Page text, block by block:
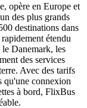
opère en Europe et
des plus grands
destinations dans
étendu
Danemark, les
des services
Avec des tarifs
qu'une connexion
à bord, FlixBus